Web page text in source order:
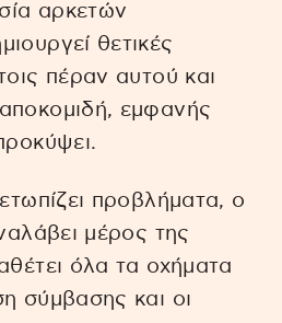
αρκετών
θετικές
πέραν αυτού και
εμφανής
προβλήματα, ο
μέρος της
όλα τα οχήματα
σύμβασης και οι